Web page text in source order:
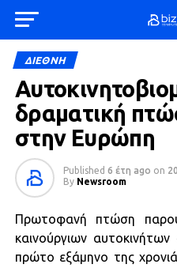
ΔΙΕΘΝΗ
δραματική
στην Ευρώπη
Published 6 έτη ago on
By Newsroom
Πρωτοφανή πτώση
καινούργιων
πρώτο εξάμηνο της